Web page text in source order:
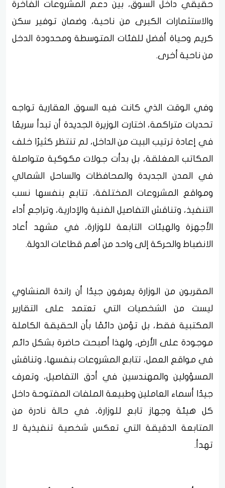
حقيقي داخل السوق، بين دعم المشروعات الفاخرة
والاستثمارات الكبرى من ناحية، وضمان توفير سكن
كريم وحياة أفضل للفئات المتوسطة ومحدودة الدخل
من ناحية أخرى.
وفي الوقت الذي كانت فيه السوق العقارية تواجه
تحديات متراكمة، اختارت الوزيرة الجديدة أن تبدأ سريعًا
في إعادة ترتيب البيت من الداخل، لم تنتظر كثيرًا خلف
المكاتب المغلقة، بل بدأت جولات مكوكية متواصلة
في المدن الجديدة والمحافظات والساحل الشمالي
ومواقع المشروعات المختلفة، تتابع بنفسها نسب
التنفيذ، وتناقش التفاصيل الفنية والإدارية، وتراجع أداء
الأجهزة والهيئات التابعة للوزارة، في مشهد أعاد
الانضباط والحركة إلى واحد من أهم قطاعات الدولة.
المقربون من الوزارة يعرفون جيدًا أن راندة المنشاوي
ليست من الشخصيات التي تعتمد على التقارير
المكتبية فقط، بل تؤمن دائمًا بأن الحقيقة الكاملة
موجودة على الأرض، ولهذا أصبحت حاضرة بشكل دائم
في مواقع العمل، تتابع المشروعات بنفسها، وتناقش
المسؤولين والمهندسين في أدق التفاصيل، وتعرف
جيدًا أسماء العاملين وطبيعة الملفات المفتوحة داخل
كل هيئة وجهاز تابع للوزارة، في حالة نادرة من
المتابعة الدقيقة التي تعكس شخصية تنفيذية لا
تهدأ.